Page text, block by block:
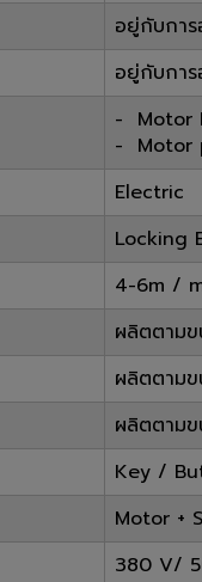
อยู่กับกา
อยู่กับกา
- Motor
- Motor
Electric
Locking
4-6m /
ผลิตตาม
ผลิตตาม
ผลิตตาม
Key /
Motor +
380 V/